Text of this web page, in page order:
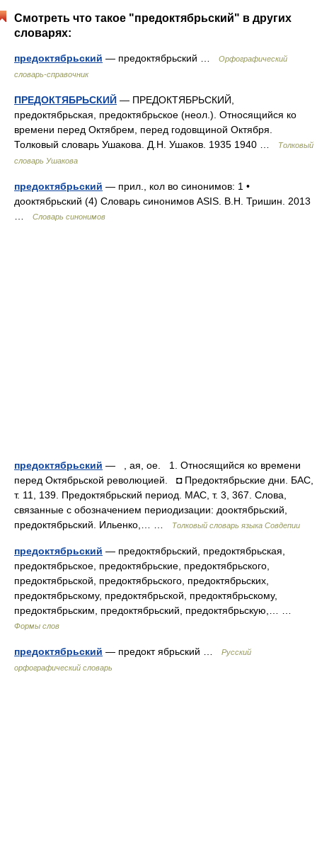
Смотреть что такое "предоктябрьский" в других
словарях:
предоктябрьский — предоктябрьский …
Орфографический
словарь-справочник
ПРЕДОКТЯБРЬСКИЙ — ПРЕДОКТЯБРЬСКИЙ,
предоктябрьская, предоктябрьское (неол.). Относящийся ко
времени перед Октябрем, перед годовщиной Октября.
Толковый словарь Ушакова. Д.Н. Ушаков. 1935 1940 …
Толковый
словарь Ушакова
предоктябрьский — прил., кол во синонимов: 1 •
дооктябрьский (4) Словарь синонимов ASIS. В.Н. Тришин. 2013
Словарь синонимов
предоктябрьский — , ая, ое. 1. Относящийся ко времени
перед Октябрьской революцией. ◘ Предоктябрьские дни. БАС,
т. 11, 139. Предоктябрьский период. МАС, т. 3, 367. Слова,
связанные с обозначением периодизации: дооктябрьский,
предоктябрьский. Ильенко,… …
Толковый словарь языка Совдепии
предоктябрьский — предоктябрьский, предоктябрьская,
предоктябрьское, предоктябрьские, предоктябрьского,
предоктябрьской, предоктябрьского, предоктябрьских,
предоктябрьскому, предоктябрьской, предоктябрьскому,
предоктябрьским, предоктябрьский, предоктябрьскую,… …
Формы слов
предоктябрьский — предокт ябрьский …
Русский
орфографический словарь